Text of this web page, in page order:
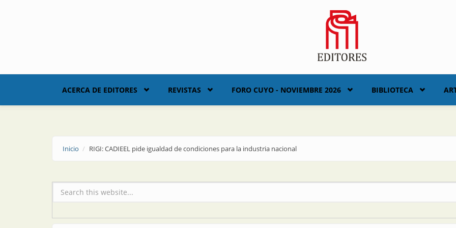
ACERCA DE EDITORES REVISTAS FORO CUYO - NOVIEMBRE 2026 BIBLIOTECA
Inicio RIGI: CADIEEL pide igualdad de condiciones para la industria nacional
Formulario de búsqueda